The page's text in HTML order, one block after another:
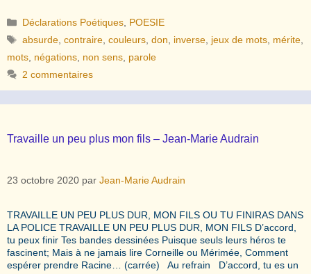
Catégories
Déclarations Poétiques POESIE
Étiquettes
absurde ,contraire ,couleurs ,don inverse jeux de mots mérite
mots négations non sens parole
2 commentaires
Travaille un peu plus mon fils – Jean-Marie Audrain
23 octobre 2020 par Jean-Marie Audrain
TRAVAILLE UN PEU PLUS DUR, MON FILS OU TU FINIRAS DANS
LA POLICE TRAVAILLE UN PEU PLUS DUR, MON FILS D’accord,
tu peux finir Tes bandes dessinées Puisque seuls leurs héros te
fascinent; Mais à ne jamais lire Corneille ou Mérimée, Comment
espérer prendre Racine… (carrée) Au refrain D’accord, tu es un